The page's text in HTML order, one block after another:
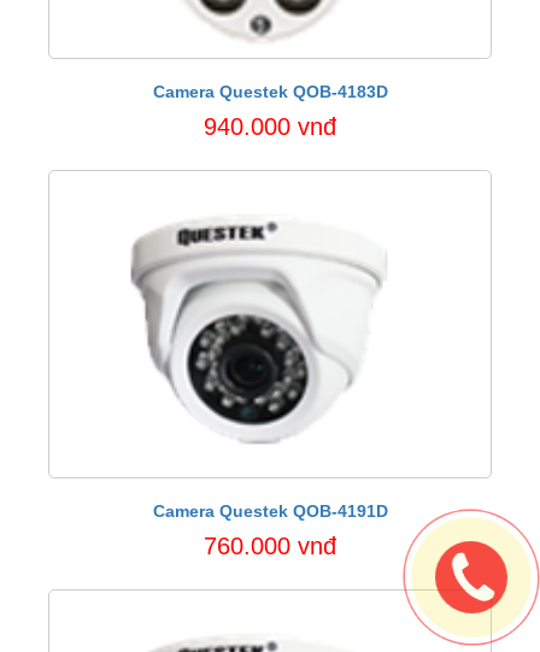
Camera Questek QOB-4183D
940.000 vnđ
Camera Questek QOB-4191D
760.000 vnđ